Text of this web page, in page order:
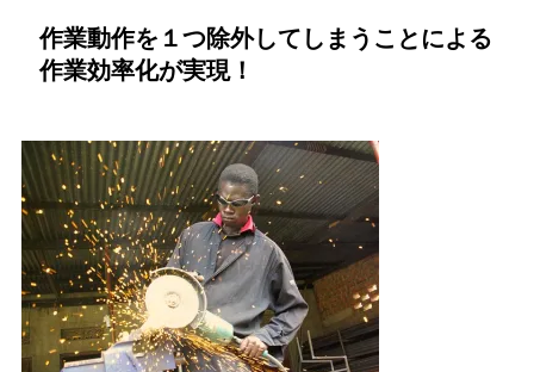
作業動作を１つ除外してしまうことによる
作業効率化が実現！